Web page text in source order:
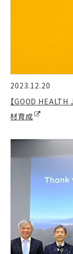
2023.12.20
【GOOD
材育成